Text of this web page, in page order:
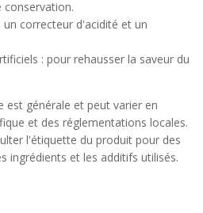
conservation.
un correcteur d'acidité et un
: pour rehausser la saveur du
est générale et peut varier en
et des réglementations locales.
l'étiquette du produit pour des
ingrédients et les additifs utilisés.